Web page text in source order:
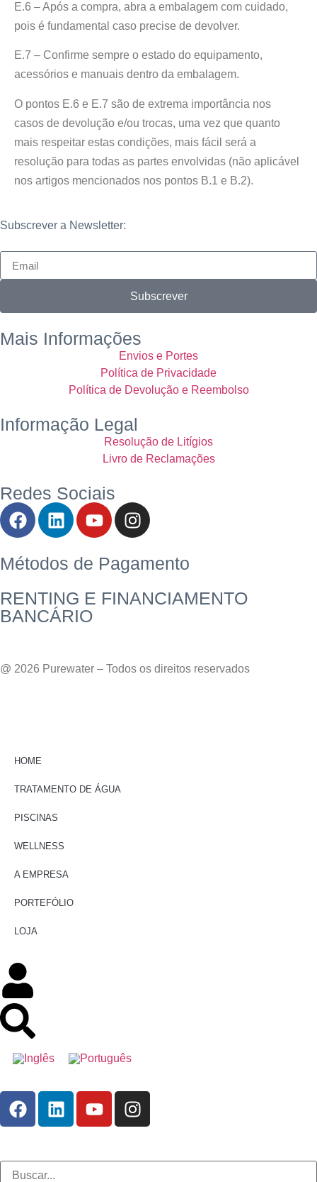
E.6 – Após a compra, abra a embalagem com cuidado,
pois é fundamental caso precise de devolver.
E.7 – Confirme sempre o estado do equipamento,
acessórios e manuais dentro da embalagem.
O pontos E.6 e E.7 são de extrema importância nos
casos de devolução e/ou trocas, uma vez que quanto
mais respeitar estas condições, mais fácil será a
resolução para todas as partes envolvidas (não aplicável
nos artigos mencionados nos pontos B.1 e B.2).
Subscrever a Newsletter:
Subscrever
Mais Informações
Envios e Portes
Política de Privacidade
Política de Devolução e Reembolso
Informação Legal
Resolução de Litígios
Livro de Reclamações
Redes Sociais
Métodos de Pagamento
RENTING E FINANCIAMENTO
BANCÁRIO
@ 2026 Purewater – Todos os direitos reservados
HOME
TRATAMENTO DE ÁGUA
PISCINAS
WELLNESS
A EMPRESA
PORTEFÓLIO
LOJA